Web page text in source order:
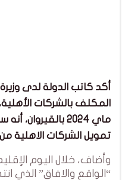
أكد كاتب الدولة لدى
ماي 2024
تمويل الشركات الاهلية من 300 ألف دينار إلى مليون دينار.
وأضاف، خلال اليوم